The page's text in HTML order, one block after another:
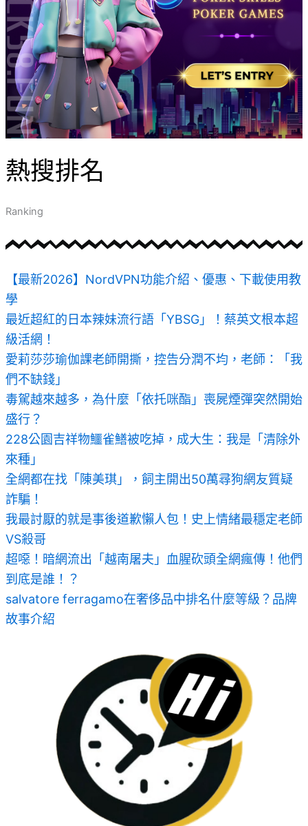
熱搜排名
Ranking
【最新2026】NordVPN功能介紹、優惠、下載使用教
學
最近超紅的日本辣妹流行語「YBSG」！蔡英文根本超
級活網！
愛莉莎莎瑜伽課老師開撕，控告分潤不均，老師：「我
們不缺錢」
毒駕越來越多，為什麼「依托咪酯」喪屍煙彈突然開始
盛行？
228公園吉祥物鱷雀鱔被吃掉，成大生：我是「清除外
來種」
全網都在找「陳美琪」，飼主開出50萬尋狗網友質疑
詐騙！
我最討厭的就是事後道歉懶人包！史上情緒最穩定老師
VS殺哥
超噁！暗網流出「越南屠夫」血腥砍頭全網瘋傳！他們
到底是誰！？
salvatore ferragamo在奢侈品中排名什麼等級？品牌
故事介紹